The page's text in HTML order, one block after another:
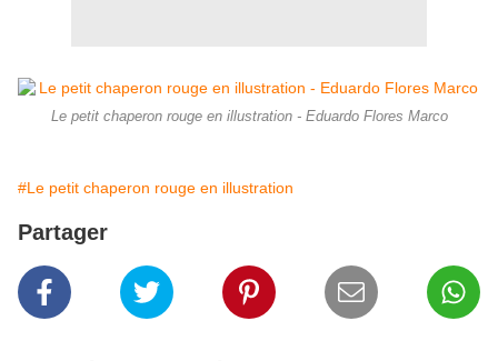
Le petit chaperon rouge en illustration - Eduardo Flores Marco
#Le petit chaperon rouge en illustration
Partager